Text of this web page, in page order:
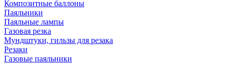
Композитные баллоны
Паяльники
Паяльные лампы
Газовая резка
Мундштуки, гильзы для резака
Резаки
Газовые паяльники